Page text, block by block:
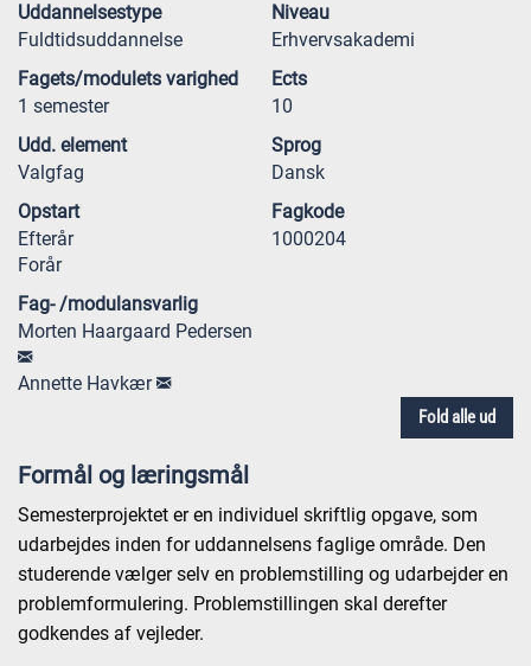
Uddannelsestype
Fuldtidsuddannelse
Niveau
Erhvervsakademi
Fagets/modulets varighed
1 semester
Ects
10
Udd. element
Valgfag
Sprog
Dansk
Opstart
Efterår
Forår
Fagkode
1000204
Fag- /modulansvarlig
Morten Haargaard Pedersen
Annette Havkær
Fold alle ud
Formål og læringsmål
Semesterprojektet er en individuel skriftlig opgave, som
udarbejdes inden for uddannelsens faglige område. Den
studerende vælger selv en problemstilling og udarbejder en
problemformulering. Problemstillingen skal derefter
godkendes af vejleder.